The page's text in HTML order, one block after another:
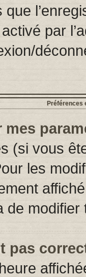
par
Préférences
(si vous
les
de
pas